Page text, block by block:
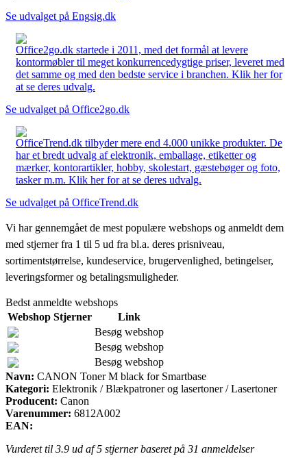
Se udvalget på Engsig.dk
Office2go.dk startede i 2011, med det formål at levere
kontormøbler til meget konkurrencedygtige priser, leveret med
det samme og med den bedste service i branchen. Klik her for
at se deres udvalg.
Se udvalget på Office2go.dk
OfficeTrend.dk tilbyder mere end 4.000 unikke produkter. De
har et bredt udvalg af elektronik, emballage, etiketter og
mærker, kontorartikler, hobby, skolestart, gæstebøger og foto,
tasker m.m. Klik her for at se deres udvalg.
Se udvalget på OfficeTrend.dk
Vi har gennemgået de mest populære webshops og anmeldt dem
med stjerner fra 1 til 5 ud fra bl.a. deres prisniveau,
sortimentstørrelse, kundeservice, brugervenlighed, betingelser,
leveringsformer og betalingsmuligheder.
Bedst anmeldte webshops
Webshop Stjerner
Link
Besøg webshop
Besøg webshop
Besøg webshop
Navn: CANON Toner M black for Smartbase
Kategori: Elektronik / Blækpatroner og lasertoner / Lasertoner
Producent: Canon
Varenummer: 6812A002
EAN:
Vurderet til 3.9 ud af 5 stjerner baseret på 31 anmeldelser